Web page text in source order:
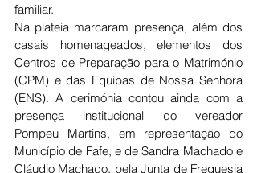
familiar.
Na plateia marcaram presença, além dos
casais homenageados, elementos dos
Centros de Preparação para o Matrimónio
(CPM) e das Equipas de Nossa Senhora
(ENS). A cerimónia contou ainda com a
presença institucional do vereador
Pompeu Martins, em representação do
Município de Fafe, e de Sandra Machado e
Cláudio Machado, pela Junta de Freguesia